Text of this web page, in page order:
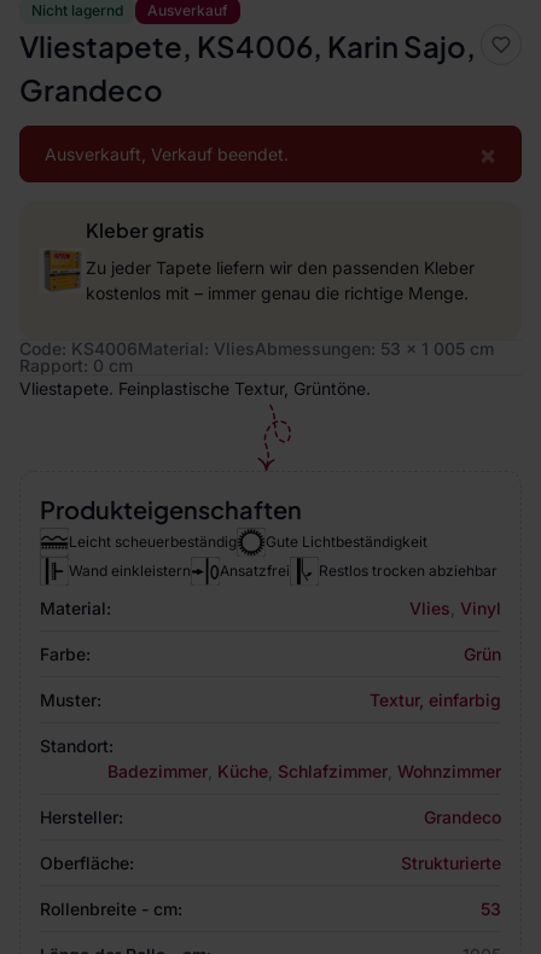
Nicht lagernd Ausverkauf
Vliestapete, KS4006, Karin Sajo,
Grandeco
×
Ausverkauft, Verkauf beendet.
Kleber gratis
Zu jeder Tapete liefern wir den passenden Kleber
kostenlos mit – immer genau die richtige Menge.
Code: KS4006Material: VliesAbmessungen: 53 x 1 005 cm
Rapport: 0 cm
Vliestapete. Feinplastische Textur, Grüntöne.
Produkteigenschaften
Leicht scheuerbeständig
Gute Lichtbeständigkeit
Wand einkleistern
Ansatzfrei Restlos trocken abziehbar
Material: Vlies Vinyl
Farbe: Grün
Muster: Textur, einfarbig
Standort:
Badezimmer Küche Schlafzimmer Wohnzimmer
Hersteller: Grandeco
Oberfläche: Strukturierte
Rollenbreite - cm: 53